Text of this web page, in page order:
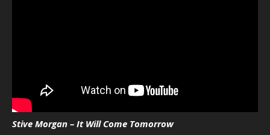
Stive Morgan – It Will Come Tomorrow